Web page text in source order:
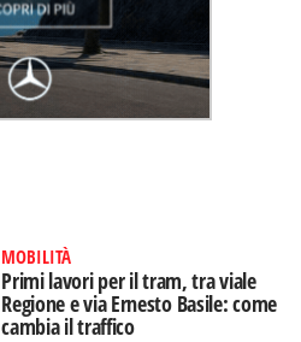
MOBILITÀ
Primi lavori per il tram, tra viale
Regione e via Ernesto Basile: come
cambia il traffico